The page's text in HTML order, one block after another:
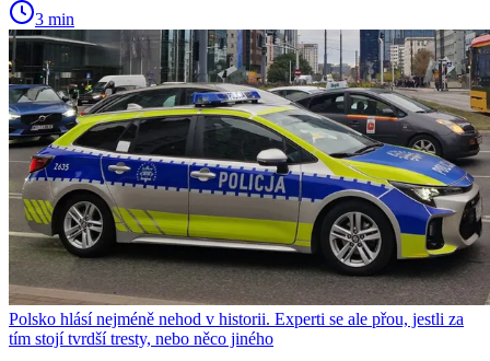
3 min
Polsko hlásí nejméně nehod v historii. Experti se ale přou, jestli za
tím stojí tvrdší tresty, nebo něco jiného